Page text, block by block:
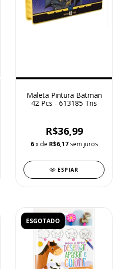
Maleta Pintura Batman
42 Pcs - 613185 Tris
R$36,99
6 x de R$6,17 sem juros
ESPIAR
ESGOTADO